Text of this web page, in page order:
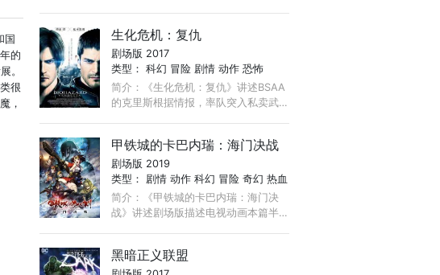
国
的
。
很
，
术，是以理解物质的内在的法则：理
解，分解， ...
生化危机：复仇
剧场版 2017
类型：科幻 冒险 剧情 动作 恐怖
简介：《生化危机：复仇》讲述BSAA
的克里斯根据情报，率队突入私卖武
斯展开对峙，结果看到难以置信的一
幕并被对方逃走。 ...
甲铁城的卡巴内瑞：海门决战
剧场版 2019
类型： 剧情 动作 科幻 冒险 奇幻 热血
简介：《甲铁城的卡巴内瑞：海门决
战》讲述剧场版描述电视动画本篇半
装甲覆盖的蒸汽机车（通称骏城）之
黑暗正义联盟